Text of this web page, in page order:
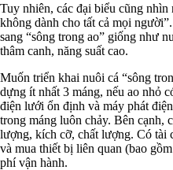
Tuy nhiên, các đại biểu cũng nhìn
không dành cho tất cả mọi
sang “sông trong ao” giống như
thâm canh, năng suất cao.
Muốn triển khai nuôi cá “sông
dựng ít nhất 3 máng, nếu ao nhỏ
điện lưới ổn định và máy phát
trong máng luôn chảy. Bên cạnh,
lượng, kích cỡ, chất lượng. Có tài
và mua thiết bị liên quan (bao
phí vận hành.